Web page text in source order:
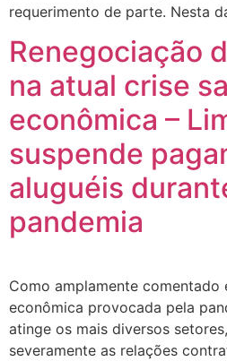
requerimento de parte. Nesta
Renegociação
na atual crise
econômica –
suspende
aluguéis
pandemia
Como amplamente comentado
econômica provocada pela
atinge os mais diversos
severamente as relações